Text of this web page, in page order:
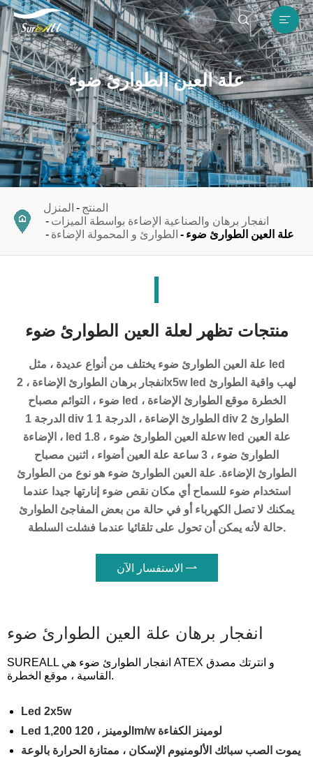
EN  
علة العين الطوارئ ضوء

المنزل
المنتج
انفجار برهان والصناعية الإضاءة بواسطة الميزات
الطوارئ و المحمولة الإضاءة
علة العين الطوارئ ضوء
منتجات تظهر لعلة العين الطوارئ ضوء
علة العين الطوارئ ضوء يختلف من أنواع عديدة ، مثل led
انفجار برهان الطوارئ الإضاءة ، 2x5w led لهب واقية الطوارئ
ضوء ، التوائم مصباح led الخطرة موقع الطوارئ الإضاءة ،
الدرجة 1 div 1 الطوارئ الإضاءة ، الدرجة 1 div 2 الطوارئ
الإضاءة ، led علة العين الطوارئ ضوء ، 1.8w led علة العين
الطوارئ ضوء ، 3 ساعة علة العين أضواء ، اثنين مصباح
الطوارئ الإضاءة. علة العين الطوارئ ضوء هو نوع من الطوارئ
استخدام ضوء للسماح أي مكان نقص ضوء إنارتها جيدا عندما
يمكنك لا تصل الكهرباء أو في حالة من بعض المفاجئ الطوارئ
حالة لأنه يمكن أن تحول على تلقائيا عندما فشلت السلطة.
الاستفسار الآن 
انفجار برهان علة العين الطوارئ ضوء
SUREALL انفجار الطوارئ ضوء هي ATEX و انترتك مصدق
القاسية ، موقع الخطرة.
Led 2x5w
Led 1,200 لومينز ، 120lm/w لومينز الكفاءة
يموت الصب سبائك الألومنيوم الإسكان ، ممتازة الحرارة بالوعة